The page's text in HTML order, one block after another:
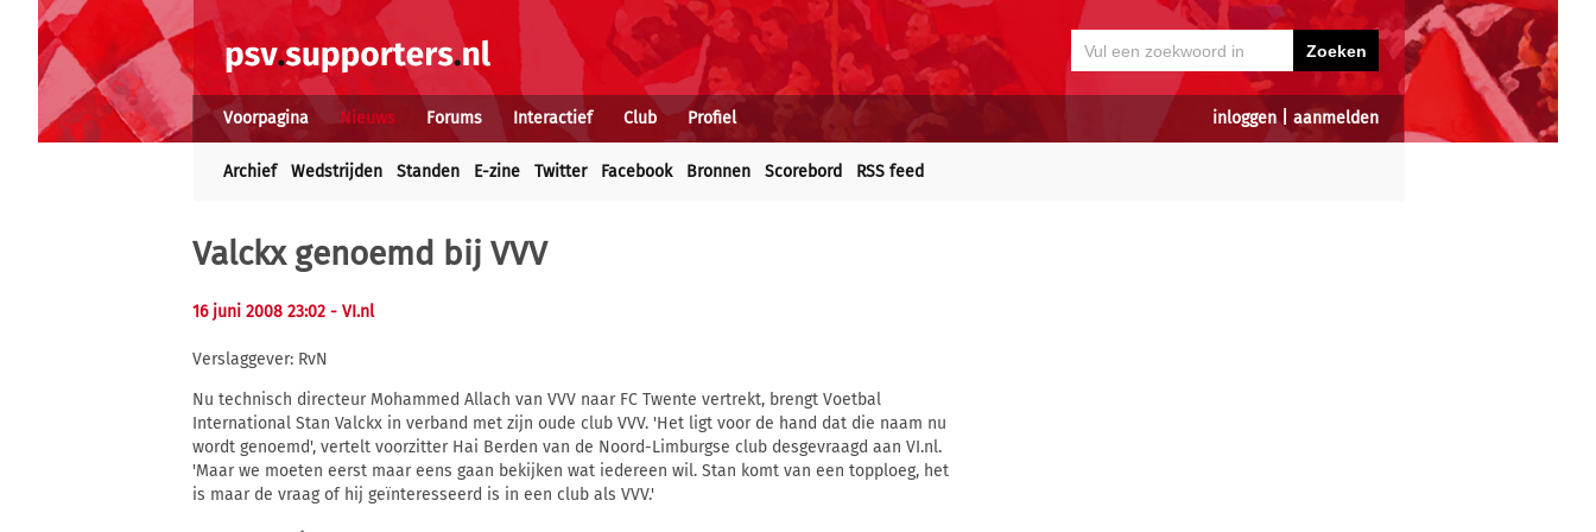
inloggen| aanmelden
Voorpagina Nieuws Forums Interactief Club Profiel
Archief Wedstrijden Standen E-zine Twitter Facebook Bronnen Scorebord RSS feed
Valckx genoemd bij VVV
16 juni 2008 23:02 - VI.nl
Verslaggever: RvN
Nu technisch directeur Mohammed Allach van VVV naar FC Twente vertrekt, brengt Voetbal
International Stan Valckx in verband met zijn oude club VVV. 'Het ligt voor de hand dat die naam nu
wordt genoemd', vertelt voorzitter Hai Berden van de Noord-Limburgse club desgevraagd aan VI.nl.
'Maar we moeten eerst maar eens gaan bekijken wat iedereen wil. Stan komt van een topploeg, het
is maar de vraag of hij geïnteresseerd is in een club als VVV.'